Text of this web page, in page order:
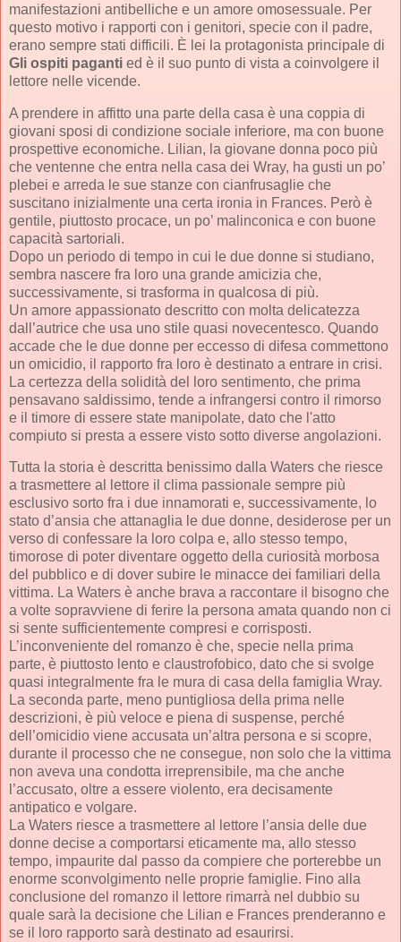
manifestazioni antibelliche e un amore omosessuale. Per
questo motivo i rapporti con i genitori, specie con il padre,
erano sempre stati difficili. È lei la protagonista principale di
Gli ospiti paganti ed è il suo punto di vista a coinvolgere il
lettore nelle vicende.
A prendere in affitto una parte della casa è una coppia di
giovani sposi di condizione sociale inferiore, ma con buone
prospettive economiche. Lilian, la giovane donna poco più
che ventenne che entra nella casa dei Wray, ha gusti un po’
plebei e arreda le sue stanze con cianfrusaglie che
suscitano inizialmente una certa ironia in Frances. Però è
gentile, piuttosto procace, un po’ malinconica e con buone
capacità sartoriali.
Dopo un periodo di tempo in cui le due donne si studiano,
sembra nascere fra loro una grande amicizia che,
successivamente, si trasforma in qualcosa di più.
Un amore appassionato descritto con molta delicatezza
dall’autrice che usa uno stile quasi novecentesco. Quando
accade che le due donne per eccesso di difesa commettono
un omicidio, il rapporto fra loro è destinato a entrare in crisi.
La certezza della solidità del loro sentimento, che prima
pensavano saldissimo, tende a infrangersi contro il rimorso
e il timore di essere state manipolate, dato che l'atto
compiuto si presta a essere visto sotto diverse angolazioni.
Tutta la storia è descritta benissimo dalla Waters che riesce
a trasmettere al lettore il clima passionale sempre più
esclusivo sorto fra i due innamorati e, successivamente, lo
stato d’ansia che attanaglia le due donne, desiderose per un
verso di confessare la loro colpa e, allo stesso tempo,
timorose di poter diventare oggetto della curiosità morbosa
del pubblico e di dover subire le minacce dei familiari della
vittima. La Waters è anche brava a raccontare il bisogno che
a volte sopravviene di ferire la persona amata quando non ci
si sente sufficientemente compresi e corrisposti.
L’inconveniente del romanzo è che, specie nella prima
parte, è piuttosto lento e claustrofobico, dato che si svolge
quasi integralmente fra le mura di casa della famiglia Wray.
La seconda parte, meno puntigliosa della prima nelle
descrizioni, è più veloce e piena di suspense, perché
dell’omicidio viene accusata un’altra persona e si scopre,
durante il processo che ne consegue, non solo che la vittima
non aveva una condotta irreprensibile, ma che anche
l’accusato, oltre a essere violento, era decisamente
antipatico e volgare.
La Waters riesce a trasmettere al lettore l’ansia delle due
donne decise a comportarsi eticamente ma, allo stesso
tempo, impaurite dal passo da compiere che porterebbe un
enorme sconvolgimento nelle proprie famiglie. Fino alla
conclusione del romanzo il lettore rimarrà nel dubbio su
quale sarà la decisione che Lilian e Frances prenderanno e
se il loro rapporto sarà destinato ad esaurirsi.